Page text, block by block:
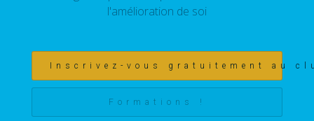
l'amélioration de soi
Inscrivez-vous gratuitement au
Formations !